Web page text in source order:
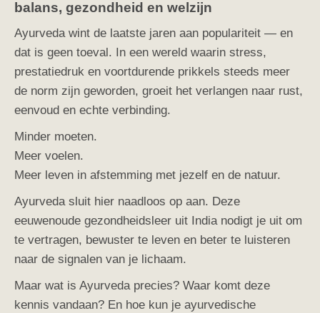
balans, gezondheid en welzijn
Ayurveda wint de laatste jaren aan populariteit — en
dat is geen toeval. In een wereld waarin stress,
prestatiedruk en voortdurende prikkels steeds meer
de norm zijn geworden, groeit het verlangen naar rust,
eenvoud en echte verbinding.
Minder moeten.
Meer voelen.
Meer leven in afstemming met jezelf en de natuur.
Ayurveda sluit hier naadloos op aan. Deze
eeuwenoude gezondheidsleer uit India nodigt je uit om
te vertragen, bewuster te leven en beter te luisteren
naar de signalen van je lichaam.
Maar wat is Ayurveda precies? Waar komt deze
kennis vandaan? En hoe kun je ayurvedische